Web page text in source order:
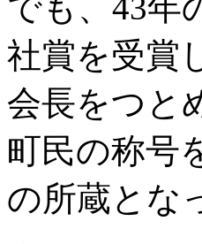
でも、43年
社賞を受賞
会長をつと
町民の称号
の所蔵とな